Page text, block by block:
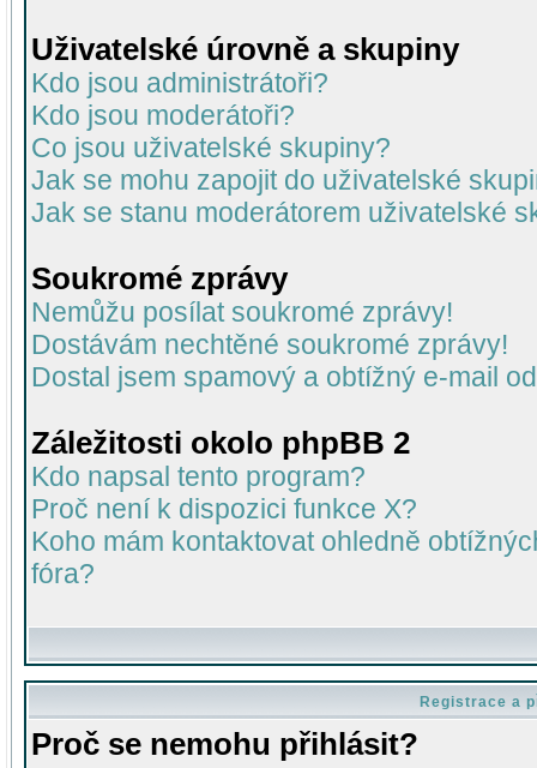
Uživatelské úrovně a skupiny
Kdo jsou administrátoři?
Kdo jsou moderátoři?
Co jsou uživatelské skupiny?
Jak se mohu zapojit do uživatelské
Jak se stanu moderátorem uživatelské
Soukromé zprávy
Nemůžu posílat soukromé zprávy!
Dostávám nechtěné soukromé zprávy!
Dostal jsem spamový a obtížný e-mail
Záležitosti okolo phpBB 2
Kdo napsal tento program?
Proč není k dispozici funkce X?
Koho mám kontaktovat ohledně
fóra?
Registrace a
Proč se nemohu přihlásit?